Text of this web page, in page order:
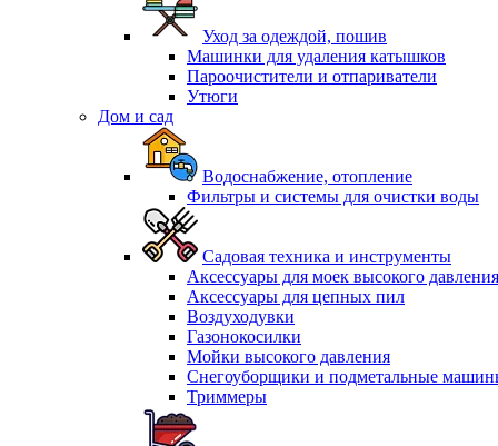
Уход за одеждой, пошив
Машинки для удаления катышков
Пароочистители и отпариватели
Утюги
Дом и сад
Водоснабжение, отопление
Фильтры и системы для очистки воды
Садовая техника и инструменты
Аксессуары для моек высокого давления
Аксессуары для цепных пил
Воздуходувки
Газонокосилки
Мойки высокого давления
Снегоуборщики и подметальные
Триммеры